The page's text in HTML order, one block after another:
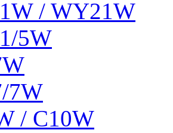
/ WY21W
5W
7W
/ C10W